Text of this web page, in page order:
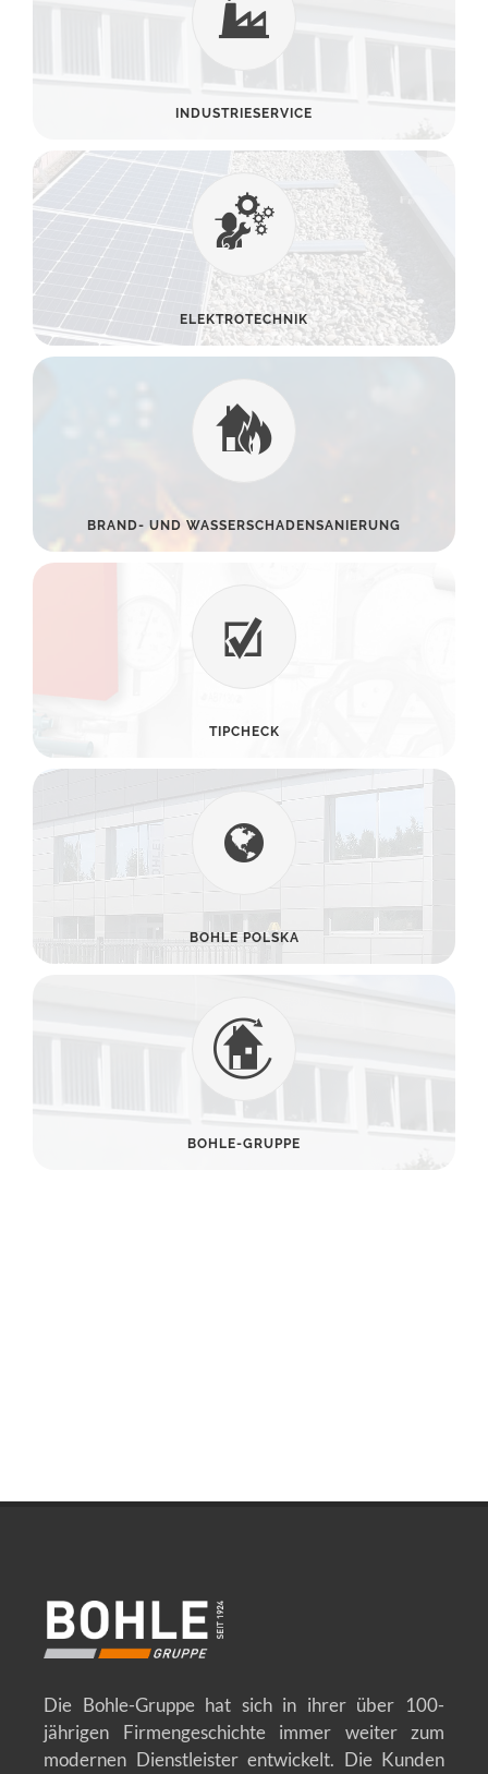
INDUSTRIESERVICE
ELEKTROTECHNIK
BRAND- UND WASSERSCHADENSANIERUNG
TIPCHECK
BOHLE POLSKA
BOHLE-GRUPPE
Die Bohle-Gruppe hat sich in ihrer über 100-
jährigen Firmengeschichte immer weiter zum
modernen Dienstleister entwickelt. Die Kunden